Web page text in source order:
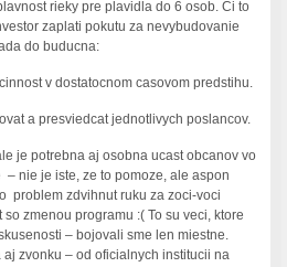
rieky pre plavidla do 6 osob. Ci to
zaplati pokutu za nevybudovanie
do buducna:
v dostatocnom casovom predstihu.
a presviedcat jednotlivych poslancov.
je potrebna aj osobna ucast obcanov vo
nie je iste, ze to pomoze, ale aspon
problem zdvihnut ruku za zoci-voci
zmenou programu :( To su veci, ktore
– bojovali sme len miestne.
zvonku – od oficialnych institucii na